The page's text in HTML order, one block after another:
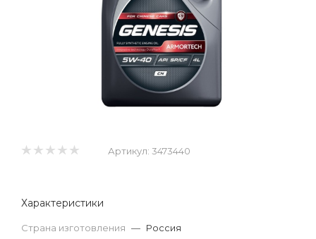
Артикул: 3473440
Характеристики
Страна изготовления — Россия